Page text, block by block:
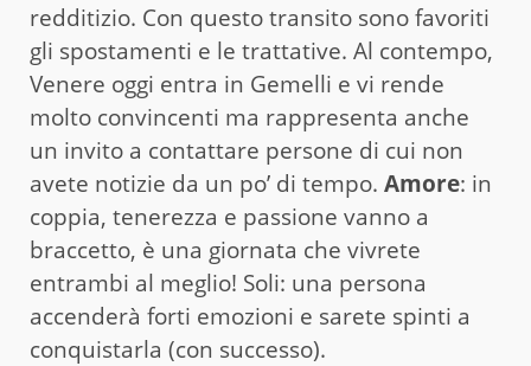
redditizio. Con questo transito sono favoriti
gli spostamenti e le trattative. Al contempo,
Venere oggi entra in Gemelli e vi rende
molto convincenti ma rappresenta anche
un invito a contattare persone di cui non
avete notizie da un po’ di tempo. Amore: in
coppia, tenerezza e passione vanno a
braccetto, è una giornata che vivrete
entrambi al meglio! Soli: una persona
accenderà forti emozioni e sarete spinti a
conquistarla (con successo).